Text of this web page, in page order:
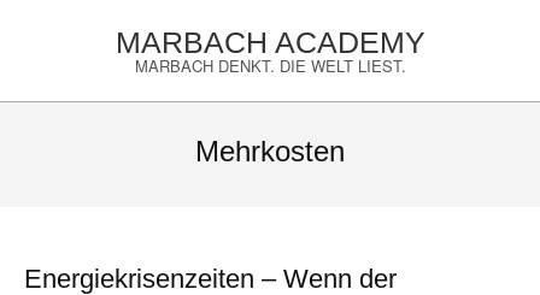
MARBACH ACADEMY
MARBACH DENKT. DIE WELT LIEST.
Mehrkosten
Energiekrisenzeiten – Wenn der